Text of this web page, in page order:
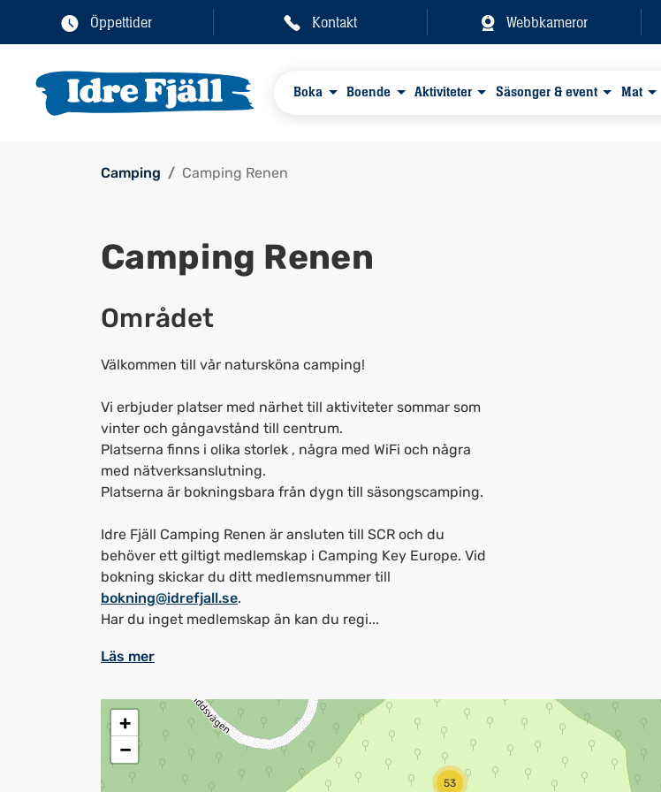
Öppettider Kontakt Webbkameror
Boka Boende Aktiviteter Säsonger & event Mat
Camping Camping Renen
Camping Renen
Området
Välkommen till vår natursköna camping!
Vi erbjuder platser med närhet till aktiviteter sommar som
vinter och gångavstånd till centrum.
Platserna finns i olika storlek , några med WiFi och några
med nätverksanslutning.
Platserna är bokningsbara från dygn till säsongscamping.
Idre Fjäll Camping Renen är ansluten till SCR och du
behöver ett giltigt medlemskap i Camping Key Europe. Vid
bokning skickar du ditt medlemsnummer till
bokning@idrefjall.se.
Har du inget medlemskap än kan du regi...
Läs mer
53
+
−